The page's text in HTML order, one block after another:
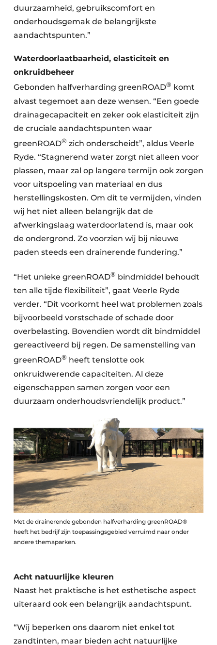
duurzaamheid, gebruikscomfort en
onderhoudsgemak de belangrijkste
aandachtspunten.”
Waterdoorlaatbaarheid, elasticiteit en
onkruidbeheer
Gebonden halfverharding greenROAD® komt
alvast tegemoet aan deze wensen. “Een goede
drainagecapaciteit en zeker ook elasticiteit zijn
de cruciale aandachtspunten waar
greenROAD® zich onderscheidt”, aldus Veerle
Ryde. “Stagnerend water zorgt niet alleen voor
plassen, maar zal op langere termijn ook zorgen
voor uitspoeling van materiaal en dus
herstellingskosten. Om dit te vermijden, vinden
wij het niet alleen belangrijk dat de
afwerkingslaag waterdoorlatend is, maar ook
de ondergrond. Zo voorzien wij bij nieuwe
paden steeds een drainerende fundering.”
“Het unieke greenROAD® bindmiddel behoudt
ten alle tijde flexibiliteit”, gaat Veerle Ryde
verder. “Dit voorkomt heel wat problemen zoals
bijvoorbeeld vorstschade of schade door
overbelasting. Bovendien wordt dit bindmiddel
gereactiveerd bij regen. De samenstelling van
greenROAD® heeft tenslotte ook
onkruidwerende capaciteiten. Al deze
eigenschappen samen zorgen voor een
duurzaam onderhoudsvriendelijk product.”
Met de drainerende gebonden halfverharding greenROAD®
heeft het bedrijf zijn toepassingsgebied verruimd naar onder
andere themaparken.
Acht natuurlijke kleuren
Naast het praktische is het esthetische aspect
uiteraard ook een belangrijk aandachtspunt.
“Wij beperken ons daarom niet enkel tot
zandtinten, maar bieden acht natuurlijke